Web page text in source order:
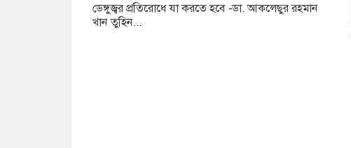
ডেঙ্গুজ্বর প্রতিরোধে যা করতে হবে -ডা. আকলেছুর রহমান
খান তুহিন...